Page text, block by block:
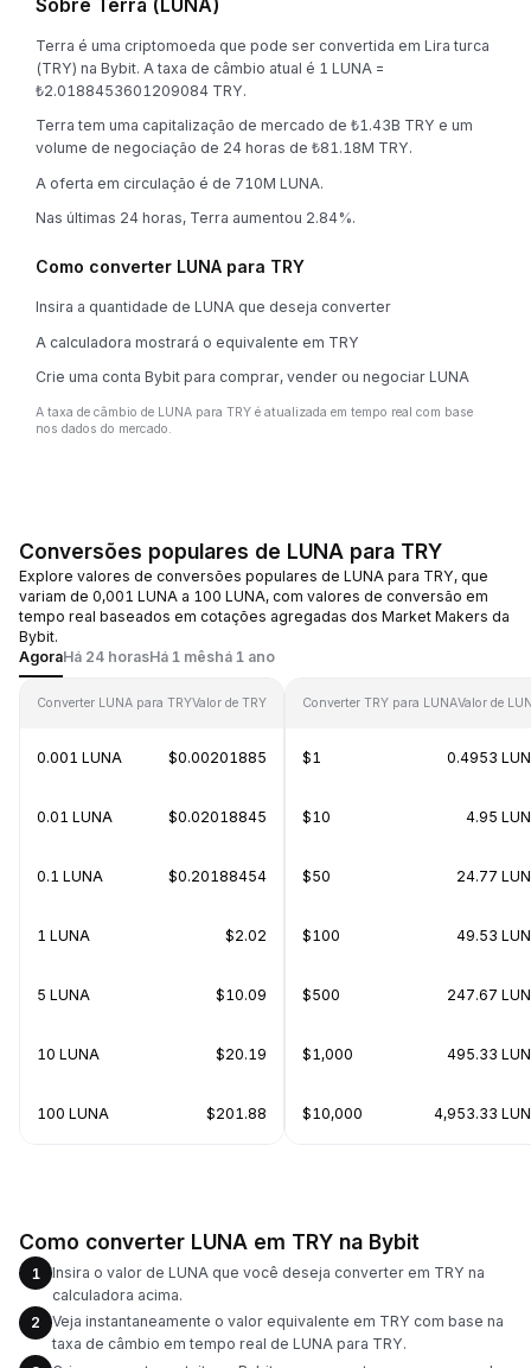
Sobre Terra (LUNA)
Terra é uma criptomoeda que pode ser convertida em Lira turca
(TRY) na Bybit. A taxa de câmbio atual é 1 LUNA =
₺2.0188453601209084 TRY.
Terra tem uma capitalização de mercado de ₺1.43B TRY e um
volume de negociação de 24 horas de ₺81.18M TRY.
A oferta em circulação é de 710M LUNA.
Nas últimas 24 horas, Terra aumentou 2.84%.
Como converter LUNA para TRY
Insira a quantidade de LUNA que deseja converter
A calculadora mostrará o equivalente em TRY
Crie uma conta Bybit para comprar, vender ou negociar LUNA
A taxa de câmbio de LUNA para TRY é atualizada em tempo real com base
nos dados do mercado.
Conversões populares de LUNA para TRY
Explore valores de conversões populares de LUNA para TRY, que
variam de 0,001 LUNA a 100 LUNA, com valores de conversão em
tempo real baseados em cotações agregadas dos Market Makers da
Bybit.
AgoraHá 24 horasHá 1 mêshá 1 ano
Converter LUNA para TRYValor de TRY
0.001 LUNA $0.00201885
0.01 LUNA $0.02018845
0.1 LUNA $0.20188454
1 LUNA $2.02
5 LUNA $10.09
10 LUNA $20.19
100 LUNA $201.88
Converter TRY para LUNAValor de
$1 0.4953
$10 4.95
$50 24.77
$100 49.53
$500 247.67
$1,000 495.33
$10,000 4,953.33
Como converter LUNA em TRY na Bybit
1
Insira o valor de LUNA que você deseja converter em TRY na
calculadora acima.
2
Veja instantaneamente o valor equivalente em TRY com base na
taxa de câmbio em tempo real de LUNA para TRY.